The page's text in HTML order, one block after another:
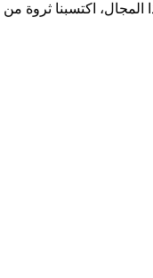
اكتسبنا ثروة من